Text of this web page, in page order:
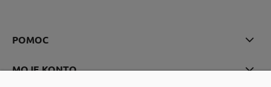
POMOC
MOJE KONTO